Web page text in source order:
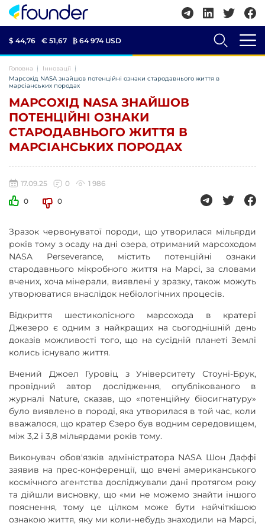
$ 44,76 € 51,67 ₿ 64 974 USD
Головна
Інновації
Марсохід NASA знайшов потенційні ознаки стародавнього життя в
марсіанських породах
МАРСОХІД NASA ЗНАЙШОВ
ПОТЕНЦІЙНІ ОЗНАКИ
СТАРОДАВНЬОГО ЖИТТЯ В
МАРСІАНСЬКИХ ПОРОДАХ
17.09.25 0
1 986
0
0
Зразок червонуватої породи, що утворилася мільярди
років тому з осаду на дні озера, отриманий марсоходом
NASA Perseverance, містить потенційні ознаки
стародавнього мікробного життя на Марсі, за словами
вчених, хоча мінерали, виявлені у зразку, також можуть
утворюватися внаслідок небіологічних процесів.
Відкриття шестиколісного марсохода в кратері
Джезеро є одним з найкращих на сьогоднішній день
доказів можливості того, що на сусідній планеті Землі
колись існувало життя.
Вчений Джоел Гуровіц з Університету Стоуні-Брук,
провідний автор дослідження, опублікованого в
журналі Nature, сказав, що «потенційну біосигнатуру»
було виявлено в породі, яка утворилася в той час, коли
вважалося, що кратер Єзеро був водним середовищем,
між 3,2 і 3,8 мільярдами років тому.
Виконувач обов'язків адміністратора NASA Шон Даффі
заявив на прес-конференції, що вчені американського
космічного агентства досліджували дані протягом року
та дійшли висновку, що «ми не можемо знайти іншого
пояснення, тому це цілком може бути найчіткішою
ознакою життя, яку ми коли-небудь знаходили на Марсі,